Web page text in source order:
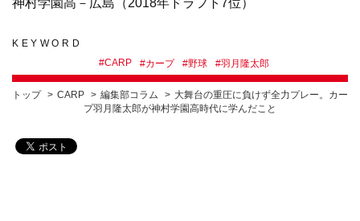
KEYWORD
#CARP #カープ #野球 #羽月隆太郎
トップ CARP 編集部コラム
大舞台の重圧に負けず全力プレー。カー
プ羽月隆太郎が神村学園高時代に学んだこと